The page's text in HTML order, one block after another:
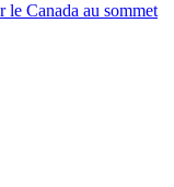
Canada au sommet